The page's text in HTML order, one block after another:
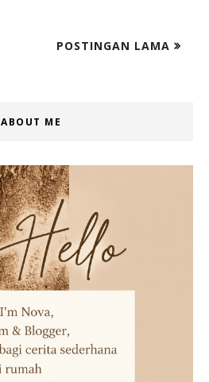
POSTINGAN LAMA
ABOUT ME